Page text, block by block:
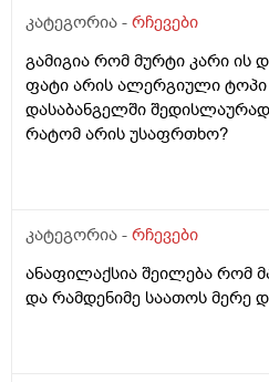
კატეგორია - რჩევები
გამიგია რომ მურტი კარი
ფატი არის ალერგიული ტოპი
დასაბანგელში
რატომ არის უსაფრთხო?
კატეგორია - რჩევები
ანაფილაქსია შეილება რომ
და რამდენიმე საათოს მერე